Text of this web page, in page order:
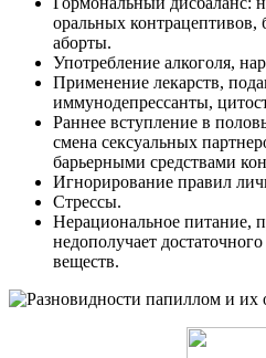
оральных
аборты.
Употребление алкоголя,
Применение лекарств,
иммунодепрессанты,
Раннее вступление в
смена сексуальных
барьерными средствами
Игнорирование правил
Стрессы.
Нерациональное питание,
недополучает
веществ.